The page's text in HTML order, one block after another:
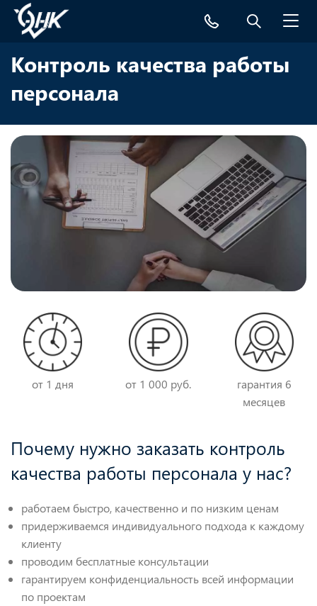
Контроль качества работы
персонала
от 1 дня от 1 000 руб.
гарантия 6
месяцев
Почему нужно заказать контроль
качества работы персонала у нас?
работаем быстро, качественно и по низким ценам
придерживаемся индивидуального подхода к каждому
клиенту
проводим бесплатные консультации
гарантируем конфиденциальность всей информации
по проектам